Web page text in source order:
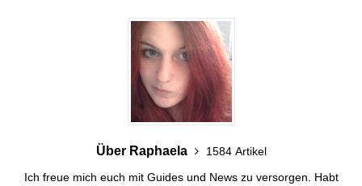
Über Raphaela
1584 Artikel
Ich freue mich euch mit Guides und News zu versorgen. Habt